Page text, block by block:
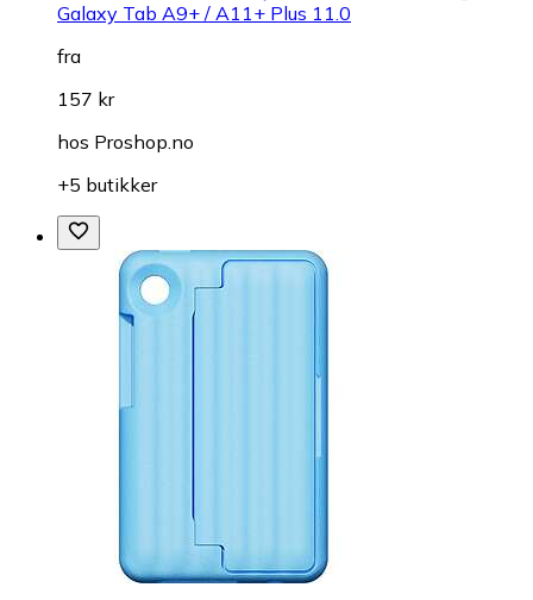
Galaxy Tab A9+ / A11+ Plus 11.0
fra
157 kr
hos Proshop.no
+5 butikker